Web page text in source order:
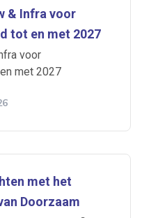
& Infra voor
tot en met 2027
voor
met 2027
met het
Doorzaam